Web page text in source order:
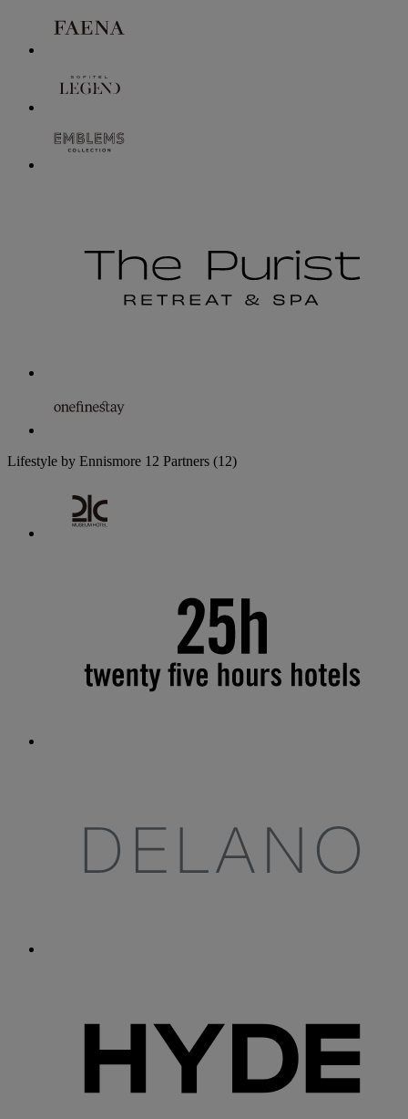
Lifestyle by Ennismore 12 Partners (12)